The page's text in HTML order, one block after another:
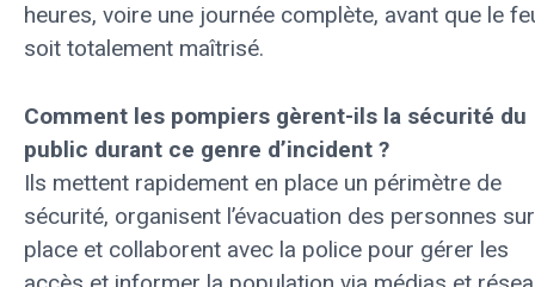
heures, voire une journée complète, avant que le
soit totalement maîtrisé.
Comment les pompiers gèrent-ils la sécurité du
public durant ce genre d’incident ?
Ils mettent rapidement en place un périmètre de
sécurité, organisent l’évacuation des personnes sur
place et collaborent avec la police pour gérer les